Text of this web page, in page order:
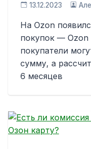
13.12.2023
На Ozon
покупок — Ozon
покупатели
сумму, а
6 месяцев